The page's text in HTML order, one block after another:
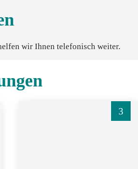
wir Ihnen telefonisch weiter.
3